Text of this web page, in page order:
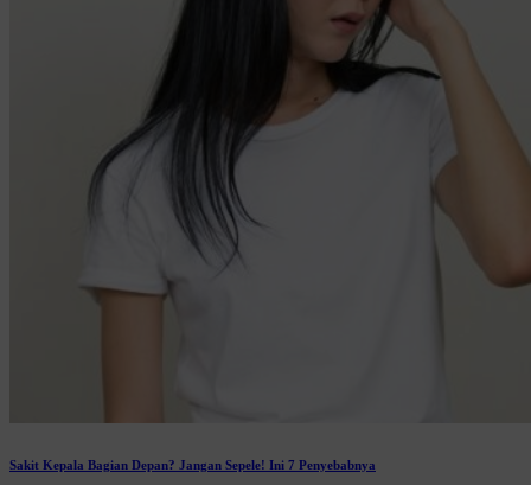
Sakit Kepala Bagian Depan? Jangan Sepele! Ini 7 Penyebabnya